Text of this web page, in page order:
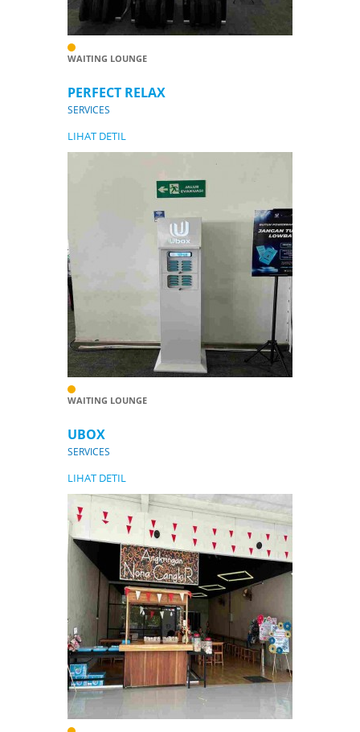
WAITING LOUNGE
PERFECT RELAX
SERVICES
LIHAT DETIL
WAITING LOUNGE
UBOX
SERVICES
LIHAT DETIL